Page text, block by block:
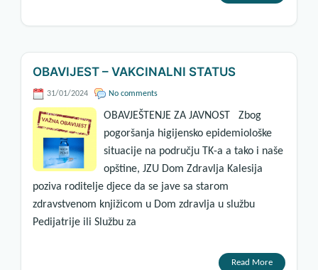
OBAVIJEST – VAKCINALNI STATUS
31/01/2024 No comments
OBAVJEŠTENJE ZA JAVNOST Zbog
pogoršanja higijensko epidemiološke
situacije na području TK-a a tako i naše
opštine, JZU Dom Zdravlja Kalesija
poziva roditelje djece da se jave sa starom
zdravstvenom knjižicom u Dom zdravlja u službu
Pedijatrije ili Službu za
Read More